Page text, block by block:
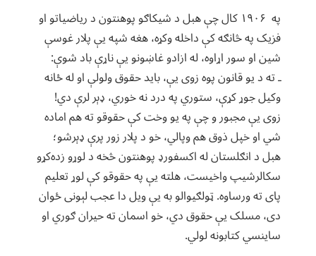
په ۱۹۰۶ کال چې هبل د شیکاګو پوهنتون د ریاضیاتو او
فزیک په څانګه کې داخله وکړه، هغه شپه یې پلار غوسې
شین او سور اړاوه، له ازادو غاښونو یې ناړې باد شوې:
ـ ته د یو قانون پوه زوی یې، باید حقوق ولولې او له ځانه
وکیل جوړ کړې، ستوري په درد نه خوري، ډېر لرې دي!
زوی یې مجبور و چې په یو وخت کې حقوقو ته هم اماده
شي او خپل ذوق هم وپالي، خو د پلار زور پرې ډېرشو؛
هبل د انګلستان له اکسفورډ پوهنتون څخه د لوړو زده‌کړو
سکالرشیپ واخیست، هلته یې په حقوقو کې لوړ تعلیم
پای ته ورساوه. ټولګیوالو به یې ویل دا عجب لېونی ځوان
دی، مسلک یې حقوق دي، خو اسمان ته حیران ګوري او
ساینسي کتابونه لولي.